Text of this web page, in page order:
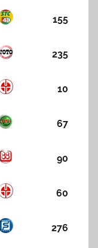
155
235
10
67
90
60
276